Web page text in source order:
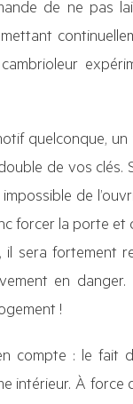
de ne pas
quelconque,
de vos
de
forcer la porte et
sera fortement
en
!
compte : le fait
intérieur. À